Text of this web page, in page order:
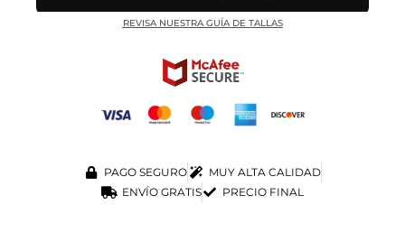
REVISA NUESTRA GUÍA DE TALLAS
PAGO SEGURO
MUY ALTA CALIDAD
ENVÍO GRATIS
PRECIO FINAL